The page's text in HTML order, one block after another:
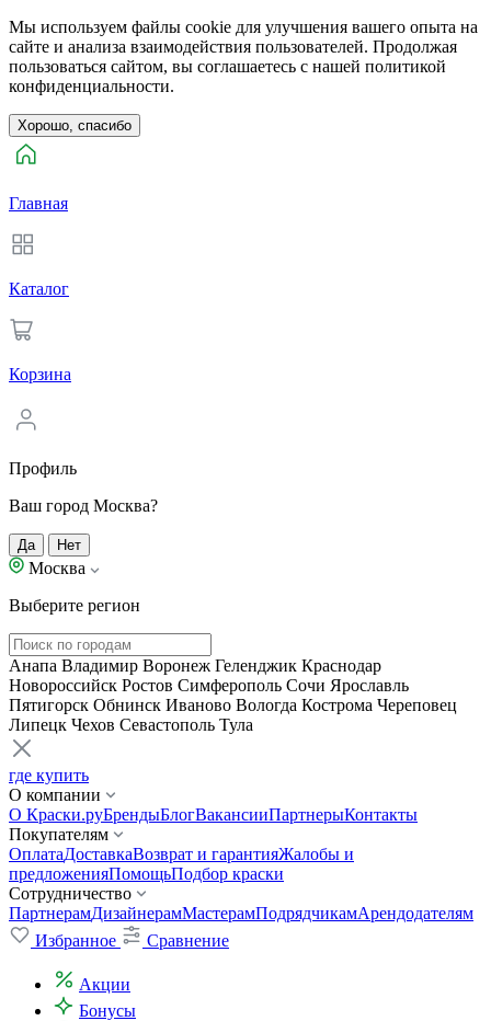
Мы используем файлы cookie для улучшения вашего опыта на
сайте и анализа взаимодействия пользователей. Продолжая
пользоваться сайтом, вы соглашаетесь с нашей политикой
конфиденциальности.
Хорошо, спасибо
Главная
Каталог
Корзина
Профиль
Ваш город Москва?
Да Нет
Москва
Выберите регион
Анапа Владимир Воронеж Геленджик Краснодар
Новороссийск Ростов Симферополь Сочи Ярославль
Пятигорск Обнинск Иваново Вологда Кострома Череповец
Липецк Чехов Севастополь Тула
где купить
О компании
О Краски.руБрендыБлогВакансииПартнерыКонтакты
Покупателям
ОплатаДоставкаВозврат и гарантияЖалобы и
предложенияПомощьПодбор краски
Сотрудничество
ПартнерамДизайнерамМастерамПодрядчикамАрендодателям
Избранное
Сравнение
Акции
Бонусы